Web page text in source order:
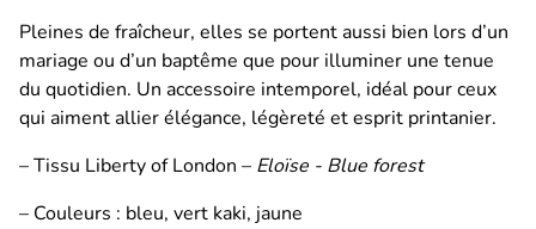
Pleines de fraîcheur, elles se portent aussi bien lors d’un
mariage ou d’un baptême que pour illuminer une tenue
du quotidien. Un accessoire intemporel, idéal pour ceux
qui aiment allier élégance, légèreté et esprit printanier.
– Tissu Liberty of London – Eloïse - Blue forest
– Couleurs : bleu, vert kaki, jaune